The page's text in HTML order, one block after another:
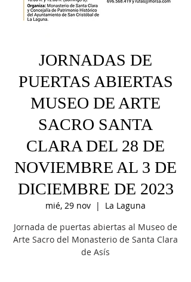
JORNADAS DE
PUERTAS ABIERTAS
MUSEO DE ARTE
SACRO SANTA
CLARA DEL 28 DE
NOVIEMBRE AL 3 DE
DICIEMBRE DE 2023
mié, 29 nov
  |
La Laguna
Jornada de puertas abiertas al Museo de
Arte Sacro del Monasterio de Santa Clara
de Asís